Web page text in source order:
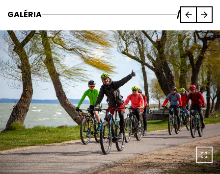
GALÉRIA /